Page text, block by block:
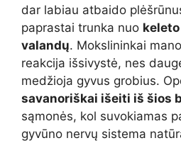
dar labiau atbaido
paprastai trunka nuo
valandų. Mokslininkai
reakcija išsivystė, nes
medžioja gyvus grobius.
savanoriškai išeiti iš šios
sąmonės, kol suvokiamas
gyvūno nervų sistema